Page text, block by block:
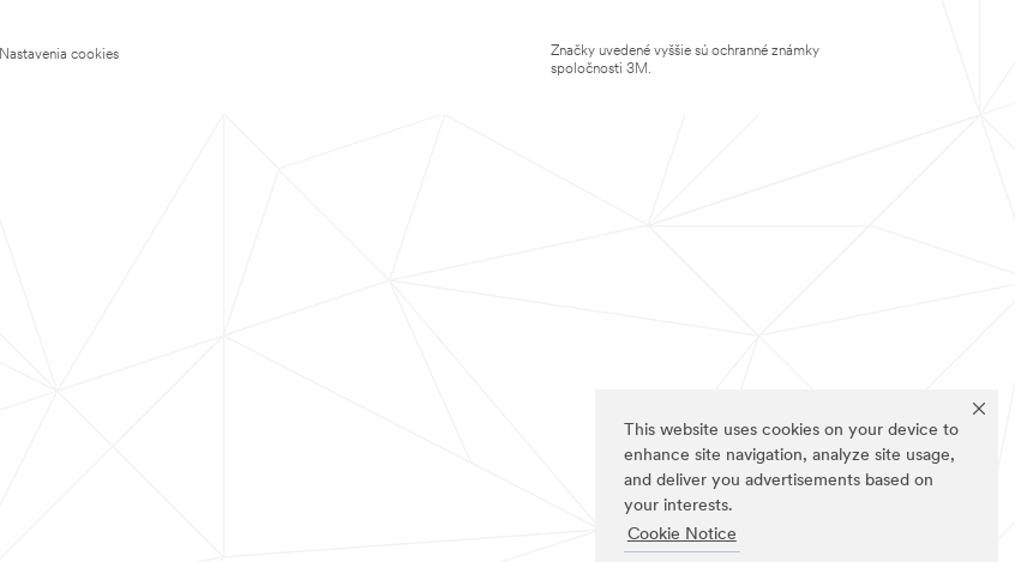
This website uses cookies on your device to
enhance site navigation, analyze site usage,
and deliver you advertisements based on
your interests.
Cookie Notice
Nastavenia cookies
Značky uvedené vyššie sú ochranné známky
spoločnosti 3M.